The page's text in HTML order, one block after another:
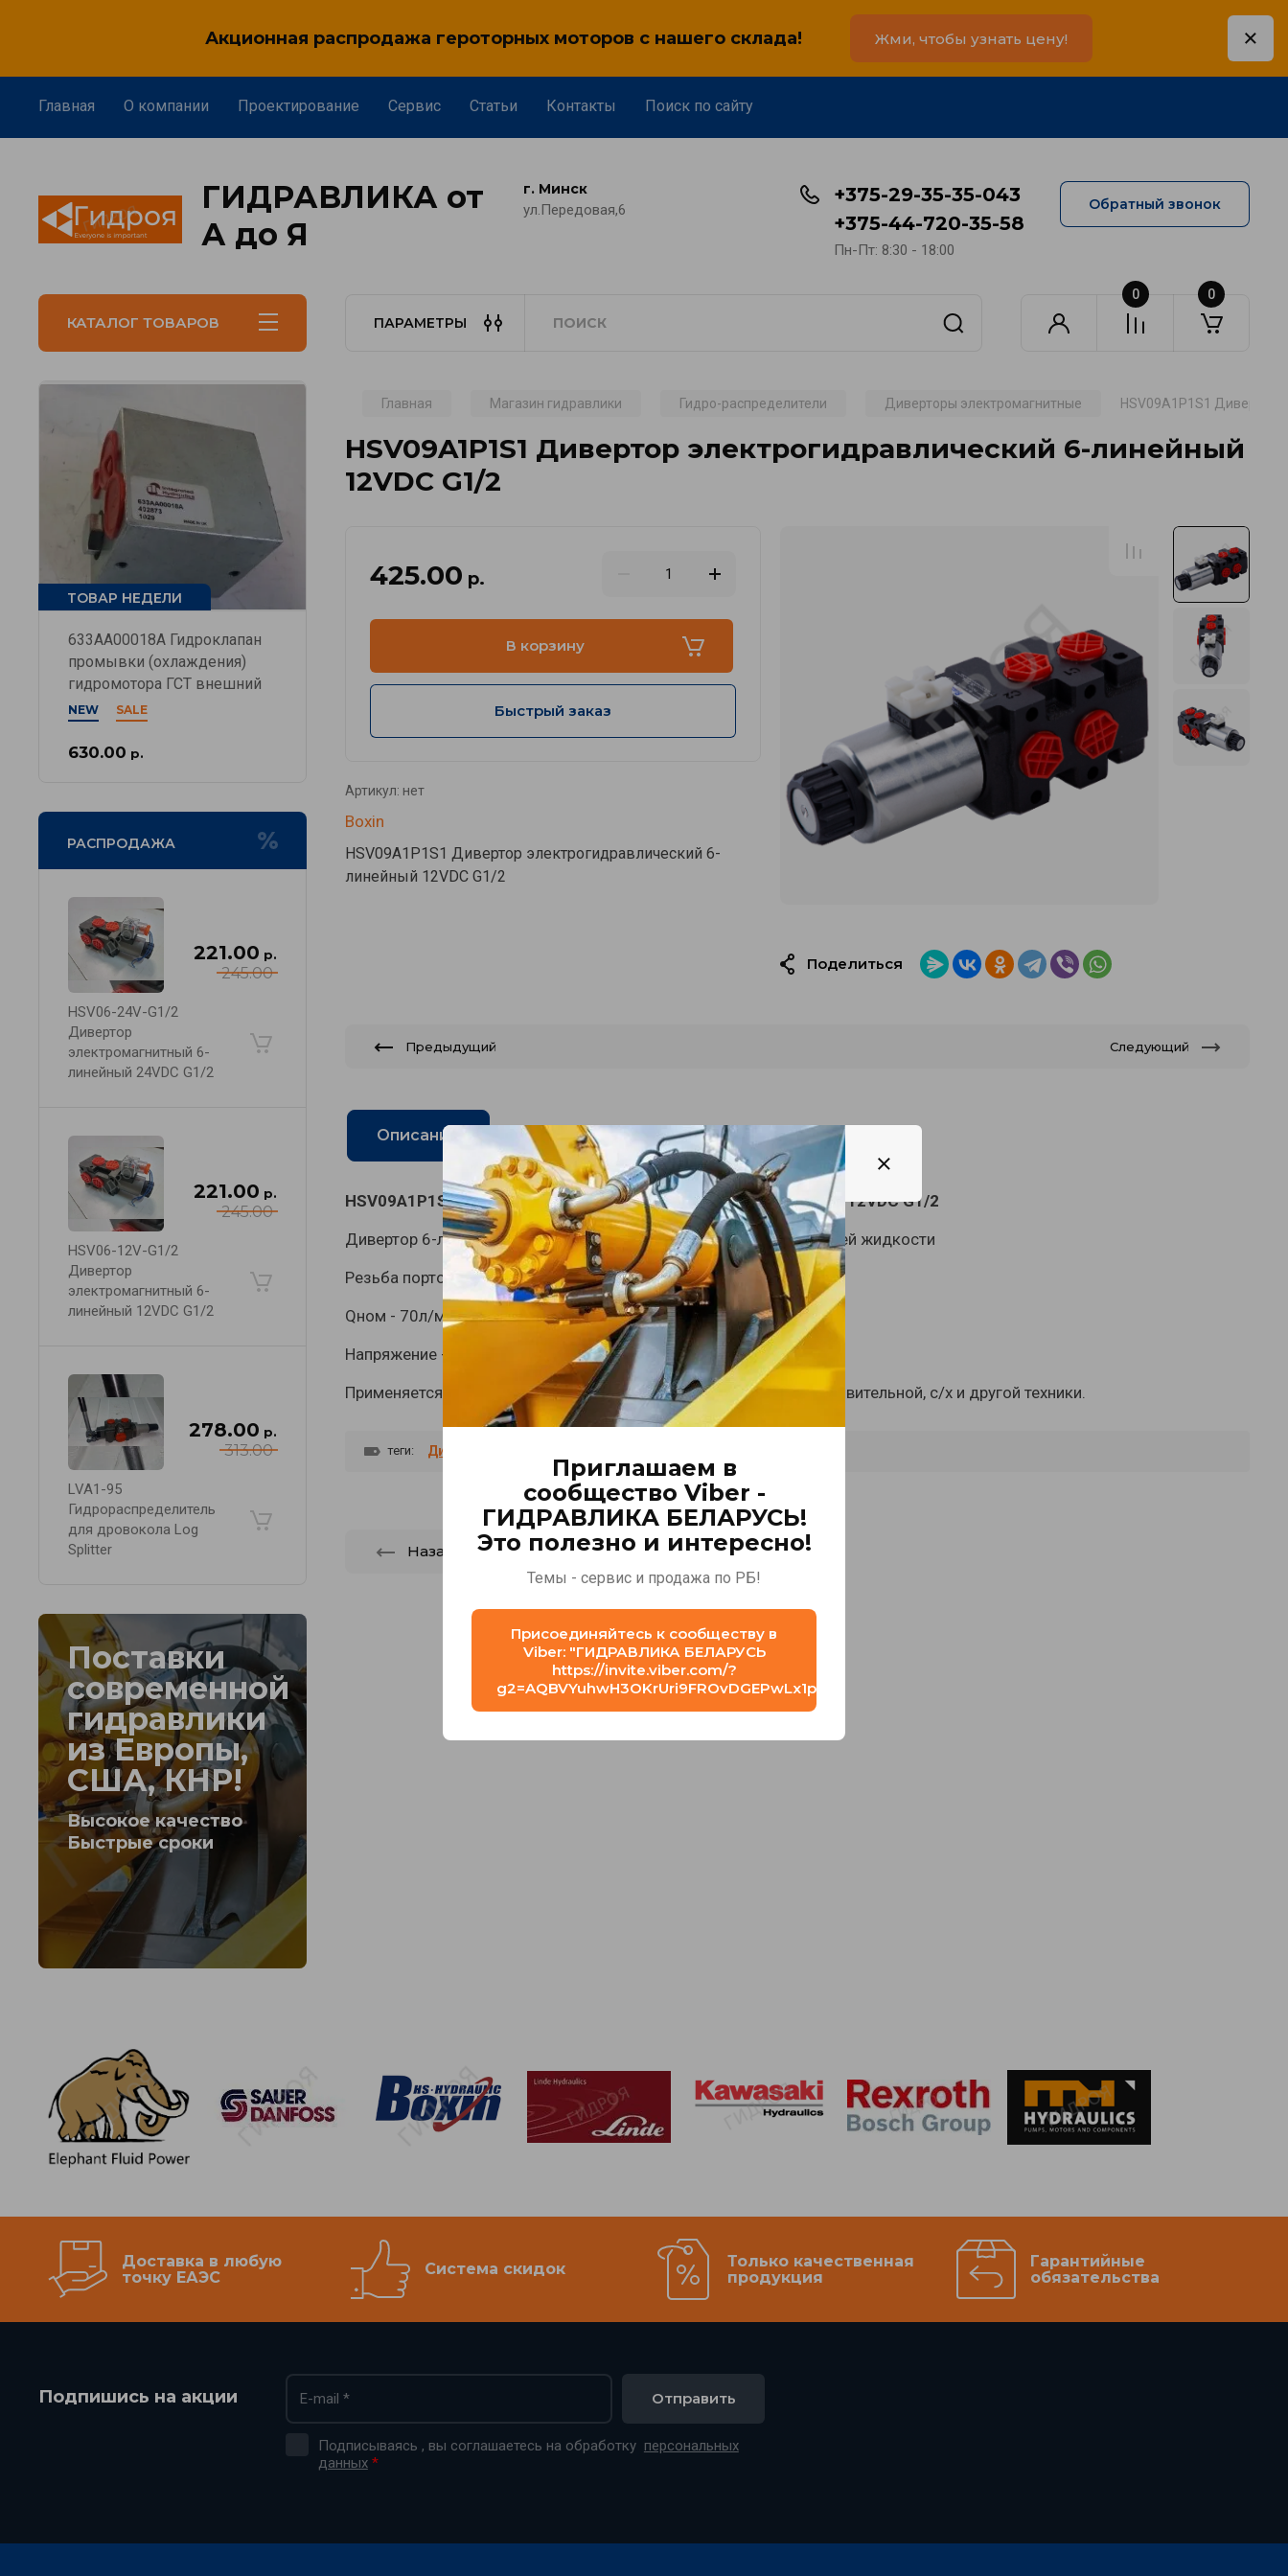
Акционная распродажа героторных моторов с нашего склада! Жми, чтобы узнать цену!
Главная О компании Проектирование Сервис Статьи Контакты Поиск по сайту
ГИДРАВЛИКА от
А до Я
г. Минск
ул.Передовая,6
+375-29-35-35-043
+375-44-720-35-58
Пн-Пт: 8:30 - 18:00
Обратный звонок
КАТАЛОГ ТОВАРОВ ПАРАМЕТРЫ
0 0
ТОВАР НЕДЕЛИ
633AA00018A Гидроклапан
промывки (охлаждения)
гидромотора ГСТ внешний
NEW SALE
630.00 р.
РАСПРОДАЖА
245.00
221.00 р.
HSV06-24V-G1/2
Дивертор
электромагнитный 6-
линейный 24VDC G1/2
245.00
221.00 р.
HSV06-12V-G1/2
Дивертор
электромагнитный 6-
линейный 12VDC G1/2
313.00
278.00 р.
LVA1-95
Гидрораспределитель
для дровокола Log
Splitter
Поставки
современной
гидравлики
из Европы,
США, КНР!
Высокое качество
Быстрые сроки
Главная Магазин гидравлики Гидро-распределители Диверторы электромагнитные HSV09A1P1S1 Дивертор
HSV09A1P1S1 Дивертор электрогидравлический 6-линейный
12VDC G1/2
425.00 р.
В корзину
Быстрый заказ
Артикул: нет
Boxin
HSV09A1P1S1 Дивертор электрогидравлический 6-
линейный 12VDC G1/2
Поделиться
Предыдущий Следующий
Описание Отзывы
HSV09A1P1S1 Дивертор электрогидравлический 6-линейный 12VDC G1/2
Дивертор 6-линейный для изменения направления потоков рабочей жидкости
Резьба портов - G1/2"
Qном - 70л/мин
Напряжение - 12VDC
Применяется в гидросистемах дорожно-строительной, лесозаготовительной, с/х и другой техники.
теги: Дивертор
Назад
Доставка в любую
точку ЕАЭС
Система скидок
Только качественная
продукция
Гарантийные
обязательства
Подпишись на акции
Подписываясь , вы соглашаетесь на обработку персональных
данных *
Отправить
Приглашаем в
сообщество Viber -
ГИДРАВЛИКА БЕЛАРУСЬ!
Это полезно и интересно!
Темы - сервис и продажа по РБ!
Присоединяйтесь к сообществу в
Viber: "⁨ГИДРАВЛИКА БЕЛАРУСЬ⁩
https://invite.viber.com/?
g2=AQBVYuhwH3OKrUri9FROvDGEPwLx1pEHgFmNvJaF8f47HT4zJ3XEv2SlZxmYLOTQ"